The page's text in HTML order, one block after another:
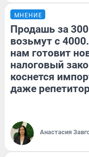
МНЕНИЕ
Продашь за
возьмут с
нам готовит
налоговый
коснется
даже
Анастасия